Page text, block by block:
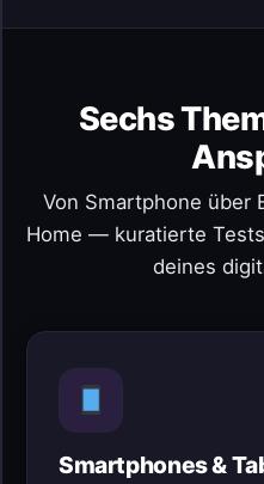
Sechs
Von Smartphone über
Home — kuratierte
deines
Smartphones &